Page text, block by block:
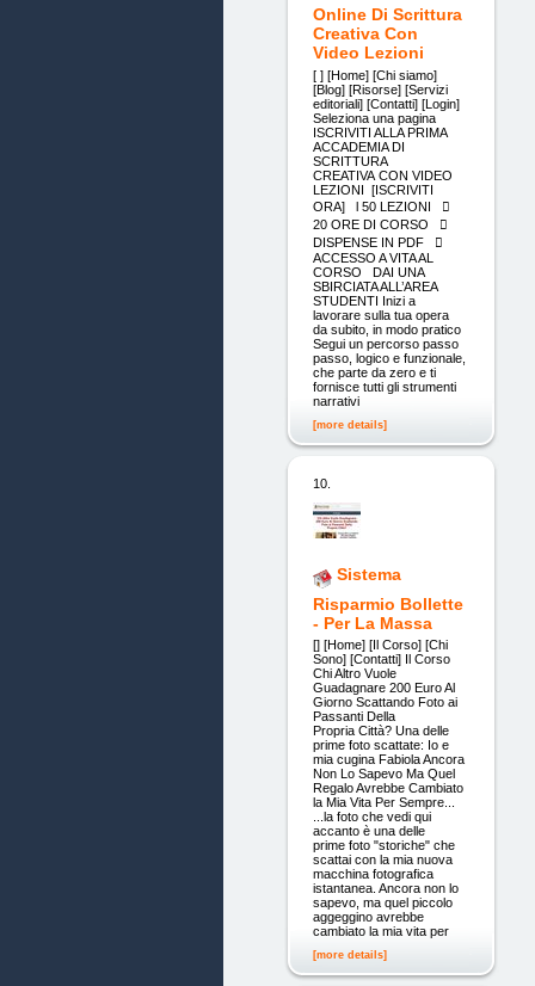
Online Di Scrittura
Creativa Con
Video Lezioni
[ ] [Home] [Chi siamo]
[Blog] [Risorse] [Servizi
editoriali] [Contatti] [Login]
Seleziona una pagina
ISCRIVITI ALLA PRIMA
ACCADEMIA DI
SCRITTURA
CREATIVA CON VIDEO
LEZIONI [ISCRIVITI
ORA] l 50 LEZIONI 
20 ORE DI CORSO 
DISPENSE IN PDF 
ACCESSO A VITA AL
CORSO DAI UNA
SBIRCIATA ALL’AREA
STUDENTI Inizi a
lavorare sulla tua opera
da subito, in modo pratico
Segui un percorso passo
passo, logico e funzionale,
che parte da zero e ti
fornisce tutti gli strumenti
narrativi
[more details]
10.
Sistema
Risparmio Bollette
- Per La Massa
[] [Home] [Il Corso] [Chi
Sono] [Contatti] Il Corso
Chi Altro Vuole
Guadagnare 200 Euro Al
Giorno Scattando Foto ai
Passanti Della
Propria Città? Una delle
prime foto scattate: Io e
mia cugina Fabiola Ancora
Non Lo Sapevo Ma Quel
Regalo Avrebbe Cambiato
la Mia Vita Per Sempre...
...la foto che vedi qui
accanto è una delle
prime foto "storiche" che
scattai con la mia nuova
macchina fotografica
istantanea. Ancora non lo
sapevo, ma quel piccolo
aggeggino avrebbe
cambiato la mia vita per
[more details]